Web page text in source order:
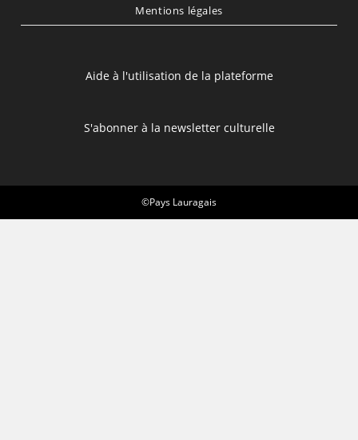
Mentions légales
Aide à l'utilisation de la plateforme
S'abonner à la newsletter culturelle
©Pays Lauragais